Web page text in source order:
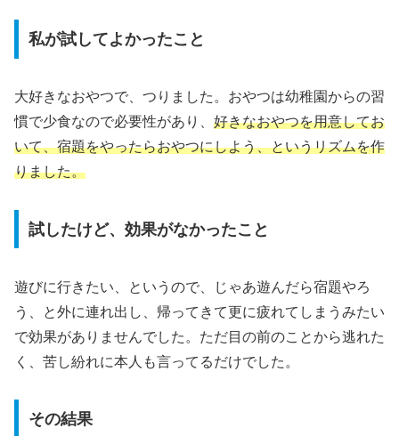
私が試してよかったこと
大好きなおやつで、つりました。おやつは幼稚園からの習
慣で少食なので必要性があり、 好きなおやつを用意してお
いて、宿題をやったらおやつにしよう、というリズムを作
りました。
試したけど、効果がなかったこと
遊びに行きたい、というので、じゃあ遊んだら宿題やろ
う、と外に連れ出し、帰ってきて更に疲れてしまうみたい
で効果がありませんでした。ただ目の前のことから逃れた
く、苦し紛れに本人も言ってるだけでした。
その結果